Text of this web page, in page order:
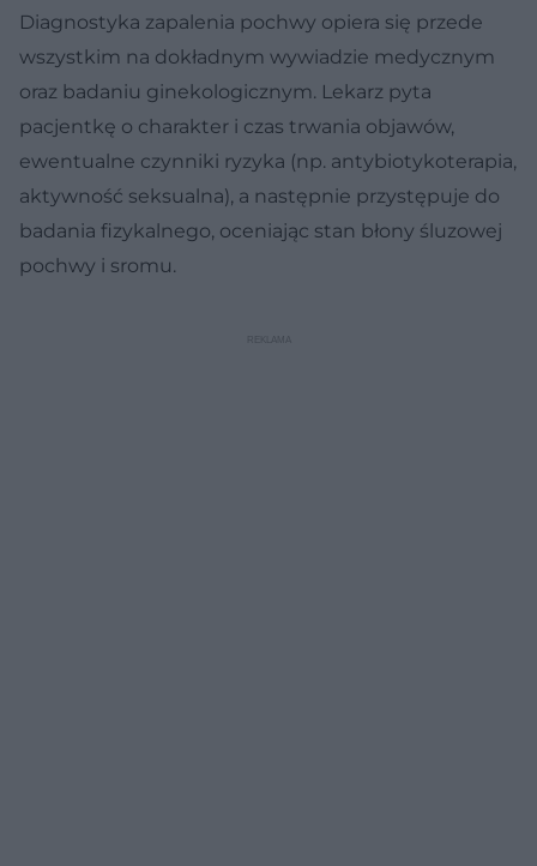
Diagnostyka zapalenia pochwy opiera się przede
wszystkim na dokładnym wywiadzie medycznym
oraz badaniu ginekologicznym. Lekarz pyta
pacjentkę o charakter i czas trwania objawów,
ewentualne czynniki ryzyka (np. antybiotykoterapia,
aktywność seksualna), a następnie przystępuje do
badania fizykalnego, oceniając stan błony śluzowej
pochwy i sromu.